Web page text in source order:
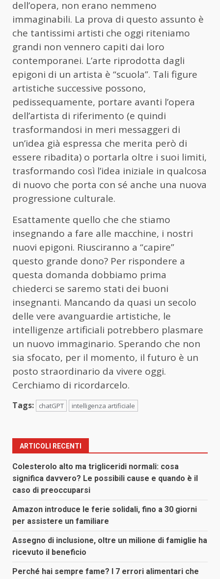
dell’opera, non erano nemmeno
immaginabili. La prova di questo assunto è
che tantissimi artisti che oggi riteniamo
grandi non vennero capiti dai loro
contemporanei. L’arte riprodotta dagli
epigoni di un artista è “scuola”. Tali figure
artistiche successive possono,
pedissequamente, portare avanti l’opera
dell’artista di riferimento (e quindi
trasformandosi in meri messaggeri di
un’idea già espressa che merita però di
essere ribadita) o portarla oltre i suoi limiti,
trasformando così l’idea iniziale in qualcosa
di nuovo che porta con sé anche una nuova
progressione culturale.
Esattamente quello che che stiamo
insegnando a fare alle macchine, i nostri
nuovi epigoni. Riusciranno a “capire”
questo grande dono? Per rispondere a
questa domanda dobbiamo prima
chiederci se saremo stati dei buoni
insegnanti. Mancando da quasi un secolo
delle vere avanguardie artistiche, le
intelligenze artificiali potrebbero plasmare
un nuovo immaginario. Sperando che non
sia sfocato, per il momento, il futuro è un
posto straordinario da vivere oggi.
Cerchiamo di ricordarcelo.
Tags: chatGPT intelligenza artificiale
ARTICOLI RECENTI
Colesterolo alto ma trigliceridi normali: cosa
significa davvero? Le possibili cause e quando è il
caso di preoccuparsi
Amazon introduce le ferie solidali, fino a 30 giorni
per assistere un familiare
Assegno di inclusione, oltre un milione di famiglie ha
ricevuto il beneficio
Perché hai sempre fame? I 7 errori alimentari che